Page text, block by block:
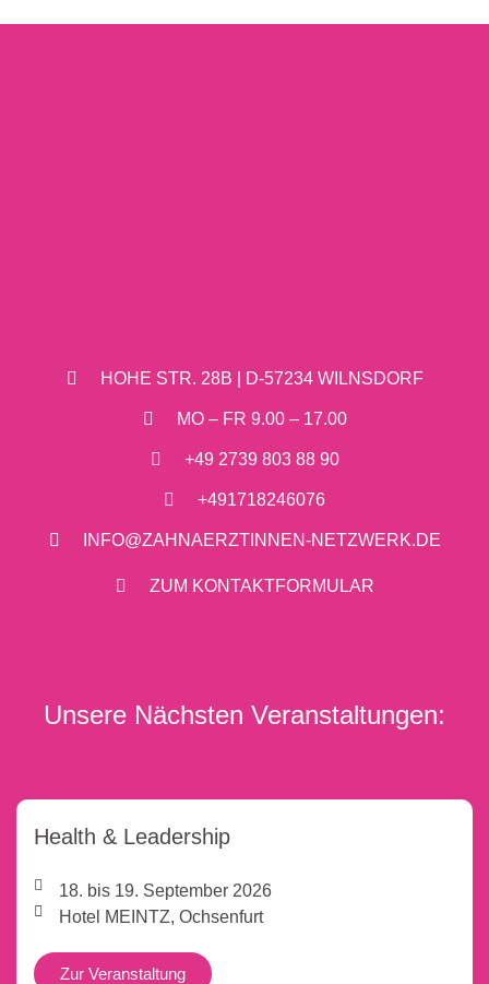
HOHE STR. 28B | D-57234 WILNSDORF
MO – FR 9.00 – 17.00
+49 2739 803 88 90
+491718246076
INFO@ZAHNAERZTINNEN-NETZWERK.DE
ZUM KONTAKTFORMULAR
Unsere Nächsten Veranstaltungen:
Health & Leadership
18. bis 19. September 2026
Hotel MEINTZ, Ochsenfurt
Zur Veranstaltung